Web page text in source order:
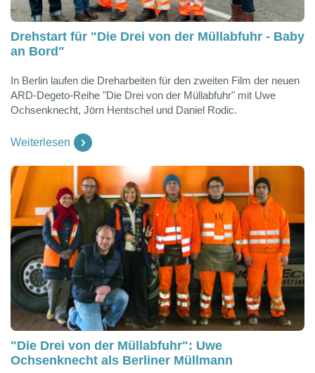
Drehstart für "Die Drei von der Müllabfuhr - Baby
an Bord"
In Berlin laufen die Dreharbeiten für den zweiten Film der neuen
ARD-Degeto-Reihe "Die Drei von der Müllabfuhr" mit Uwe
Ochsenknecht, Jörn Hentschel und Daniel Rodic.
Weiterlesen
"Die Drei von der Müllabfuhr": Uwe
Ochsenknecht als Berliner Müllmann